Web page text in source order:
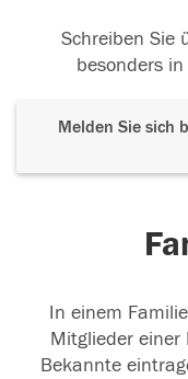
Schreiben Sie
besonders
Melden Sie sich
In einem
Mitglieder einer
Bekannte